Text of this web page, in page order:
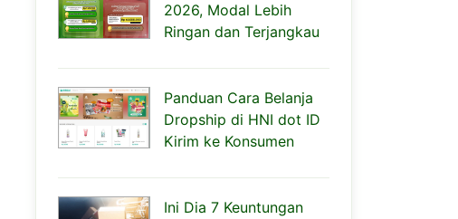
2026, Modal Lebih
Ringan dan Terjangkau
Panduan Cara Belanja
Dropship di HNI dot ID
Kirim ke Konsumen
Ini Dia 7 Keuntungan